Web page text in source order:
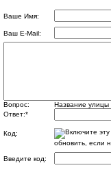
Ваше Имя:
Ваш E-Mail:
Вопрос:
Название
Ответ:*
Код:
обновить, если
Введите код: